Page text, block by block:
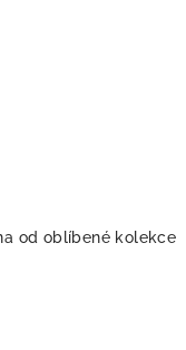
od oblíbené kolekce